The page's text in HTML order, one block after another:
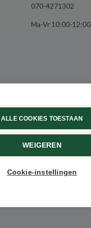
070-4271302
Ma-Vr 10:00-12:00
ALLE COOKIES TOESTAAN
WEIGEREN
Cookie-instellingen